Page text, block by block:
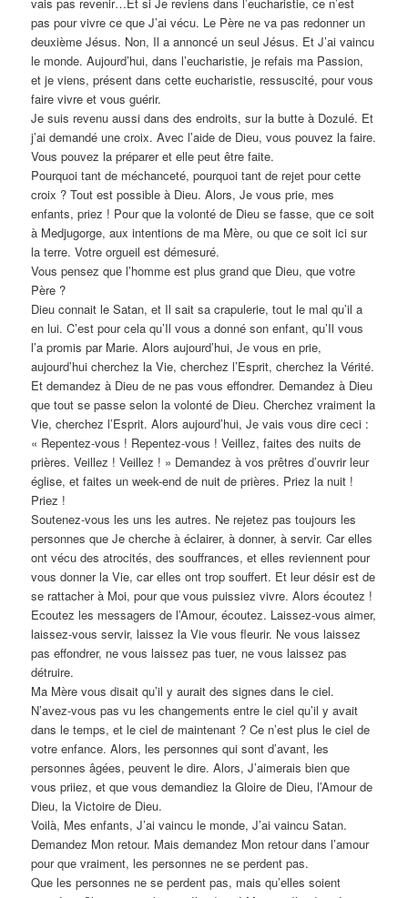
pas pour vivre ce que J’ai vécu. Le Père ne va pas redonner un
deuxième Jésus. Non, Il a annoncé un seul Jésus. Et J’ai vaincu
le monde. Aujourd’hui, dans l’eucharistie, je refais ma Passion,
et je viens, présent dans cette eucharistie, ressuscité, pour vous
faire vivre et vous guérir.
Je suis revenu aussi dans des endroits, sur la butte à Dozulé. Et
j’ai demandé une croix. Avec l’aide de Dieu, vous pouvez la faire.
Vous pouvez la préparer et elle peut être faite.
Pourquoi tant de méchanceté, pourquoi tant de rejet pour cette
croix ? Tout est possible à Dieu. Alors, Je vous prie, mes
enfants, priez ! Pour que la volonté de Dieu se fasse, que ce soit
à Medjugorge, aux intentions de ma Mère, ou que ce soit ici sur
la terre. Votre orgueil est démesuré.
Vous pensez que l’homme est plus grand que Dieu, que votre
Père ?
Dieu connait le Satan, et Il sait sa crapulerie, tout le mal qu’il a
en lui. C’est pour cela qu’Il vous a donné son enfant, qu’Il vous
l’a promis par Marie. Alors aujourd’hui, Je vous en prie,
aujourd’hui cherchez la Vie, cherchez l’Esprit, cherchez la Vérité.
Et demandez à Dieu de ne pas vous effondrer. Demandez à Dieu
que tout se passe selon la volonté de Dieu. Cherchez vraiment la
Vie, cherchez l’Esprit. Alors aujourd’hui, Je vais vous dire ceci :
« Repentez-vous ! Repentez-vous ! Veillez, faites des nuits de
prières. Veillez ! Veillez ! » Demandez à vos prêtres d’ouvrir leur
église, et faites un week-end de nuit de prières. Priez la nuit !
Priez !
Soutenez-vous les uns les autres. Ne rejetez pas toujours les
personnes que Je cherche à éclairer, à donner, à servir. Car elles
ont vécu des atrocités, des souffrances, et elles reviennent pour
vous donner la Vie, car elles ont trop souffert. Et leur désir est de
se rattacher à Moi, pour que vous puissiez vivre. Alors écoutez !
Ecoutez les messagers de l’Amour, écoutez. Laissez-vous aimer,
laissez-vous servir, laissez la Vie vous fleurir. Ne vous laissez
pas effondrer, ne vous laissez pas tuer, ne vous laissez pas
détruire.
Ma Mère vous disait qu’il y aurait des signes dans le ciel.
N’avez-vous pas vu les changements entre le ciel qu’il y avait
dans le temps, et le ciel de maintenant ? Ce n’est plus le ciel de
votre enfance. Alors, les personnes qui sont d’avant, les
personnes âgées, peuvent le dire. Alors, J’aimerais bien que
vous priiez, et que vous demandiez la Gloire de Dieu, l’Amour de
Dieu, la Victoire de Dieu.
Voilà, Mes enfants, J’ai vaincu le monde, J’ai vaincu Satan.
Demandez Mon retour. Mais demandez Mon retour dans l’amour
pour que vraiment, les personnes ne se perdent pas.
Que les personnes ne se perdent pas, mais qu’elles soient